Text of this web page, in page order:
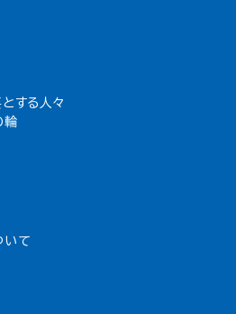
する人々
輪
いて